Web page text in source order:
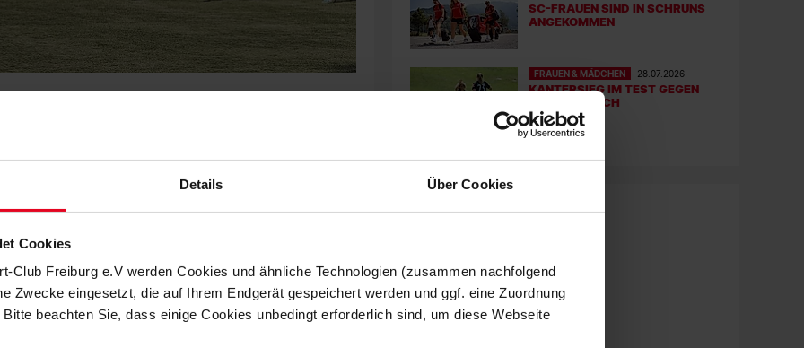
Details Über Cookies
Cookies
Club Freiburg e.V werden Cookies und ähnliche Technologien (zusammen nachfolgend
Zwecke eingesetzt, die auf Ihrem Endgerät gespeichert werden und ggf. eine Zuordnung
beachten Sie, dass einige Cookies unbedingt erforderlich sind, um diese Webseite
in die Landesliga. Die U15 empfängt den FC
SC Freiburg | 14. September | 14 Uhr
Juniorinnen-DFB-Pokal steht für die Freiburger
in der B-Juniorinnen-Bundesliga Süd tritt der SC ab dieser
Stimmung nach dem Pokalspiel ist sehr gut und
gut genutzt, um uns auf die Liga vorzubereiten", sagt
Uhr bei der SG Markgräflerland zu Gast - die Vorfreude auf
Lust, sich in den Duellen mit den Jungs zu beweisen und
erwarten wir am Samstag einen starken Gegner,
agieren wird", so Müller. "Für uns wird es wichtig sein,
SC-FRAUEN SIND IN SCHRUNS
ANGEKOMMEN
FRAUEN & MÄDCHEN 28.07.2026
KANTERSIEG IM TEST GEGEN
DEN FC ZÜRICH